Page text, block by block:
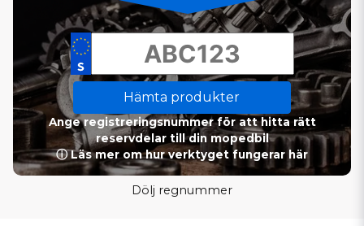
Hämta produkter
Ange registreringsnummer för att hitta rätt
reservdelar till din mopedbil
ⓘ Läs mer om hur verktyget fungerar här
Dölj regnummer